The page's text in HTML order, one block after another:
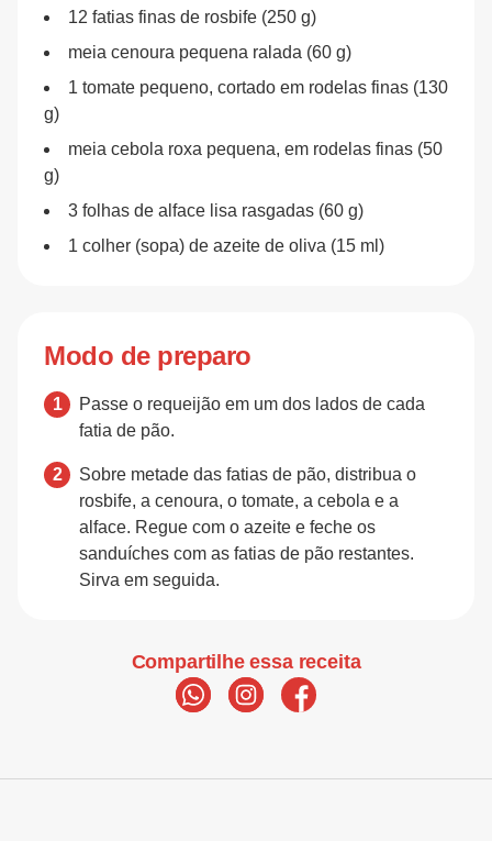
12 fatias finas de rosbife (250 g)
meia cenoura pequena ralada (60 g)
1 tomate pequeno, cortado em rodelas finas (130
g)
meia cebola roxa pequena, em rodelas finas (50
g)
3 folhas de alface lisa rasgadas (60 g)
1 colher (sopa) de azeite de oliva (15 ml)
Modo de preparo
Passe o requeijão em um dos lados de cada
fatia de pão.
Sobre metade das fatias de pão, distribua o
rosbife, a cenoura, o tomate, a cebola e a
alface. Regue com o azeite e feche os
sanduíches com as fatias de pão restantes.
Sirva em seguida.
Compartilhe essa receita